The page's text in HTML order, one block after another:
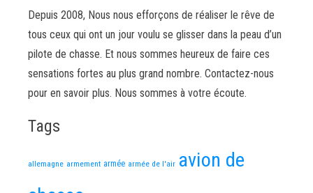
Depuis 2008, Nous nous efforçons de réaliser le rêve de
tous ceux qui ont un jour voulu se glisser dans la peau d’un
pilote de chasse. Et nous sommes heureux de faire ces
sensations fortes au plus grand nombre. Contactez-nous
pour en savoir plus. Nous sommes à votre écoute.
Tags
allemagne armement armée armée de l'air avion de